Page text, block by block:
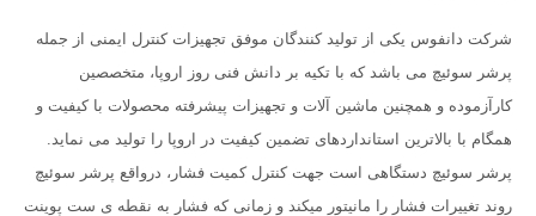
شرکت دانفوس یکی از تولید کنندگان موفق تجهیزات کنترل ایمنی از جمله
پرشر سوئیچ می باشد که با تکیه بر دانش فنی روز اروپا، متخصصین
کارآزموده و همچنین ماشین آلات و تجهیزات پیشرفته محصولات با کیفیت و
همگام با بالاترین استانداردهای تضمین کیفیت در اروپا را تولید می نماید.
پرشر سوئیچ دستگاهی است جهت کنترل کمیت فشار، درواقع پرشر سوئیچ
روند تغییرات فشار را مانیتور میکند و زمانی که فشار به نقطه ی ست پوینت